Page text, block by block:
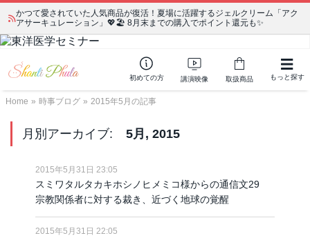
かつて愛されていた人気商品が復活！夏場に活躍するジェルクリーム「アク
アサーキュレーション」💖🏖️ 8月末までの購入でポイント還元も✨
初めての方 講演映像 取扱商品 もっと探す
Home » 時事ブログ » 2015年5月の記事
月別アーカイブ: 5月, 2015
2015年5月31日 23:05
スミワタルタカキホシノヒメミコ様からの通信文29
宗教関係者に対する裁き、近づく地球の覚醒
2015年5月31日 22:05